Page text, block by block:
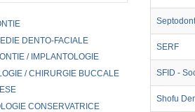
Septodont
SERF
SFID -
Shofu
DENTO-FACIALE
/ IMPLANTOLOGIE
/ CHIRURGIE BUCCALE
CONSERVATRICE